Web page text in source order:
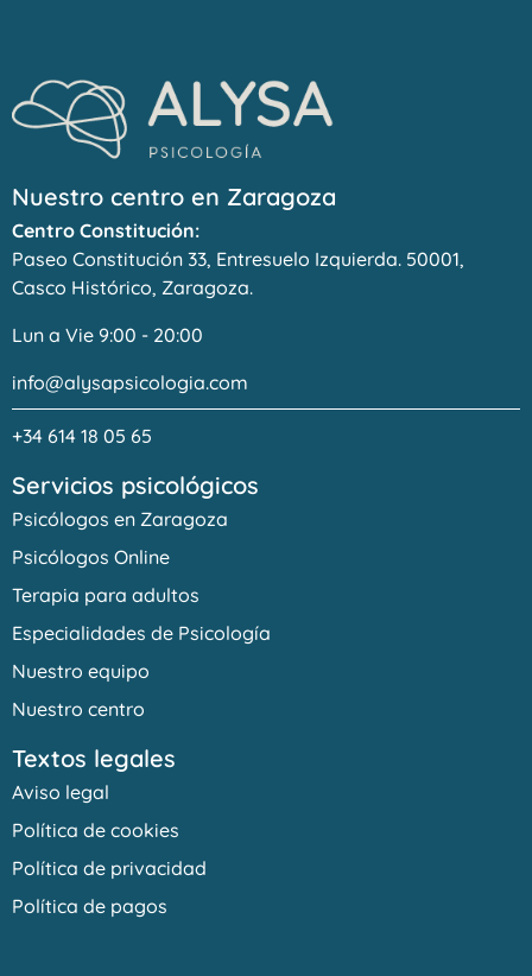
Nuestro centro en Zaragoza
Centro Constitución:
Paseo Constitución 33, Entresuelo Izquierda. 50001,
Casco Histórico, Zaragoza.
Lun a Vie 9:00 - 20:00
info@alysapsicologia.com
+34 614 18 05 65
Servicios psicológicos
Psicólogos en Zaragoza
Psicólogos Online
Terapia para adultos
Especialidades de Psicología
Nuestro equipo
Nuestro centro
Textos legales
Aviso legal
Política de cookies
Política de privacidad
Política de pagos